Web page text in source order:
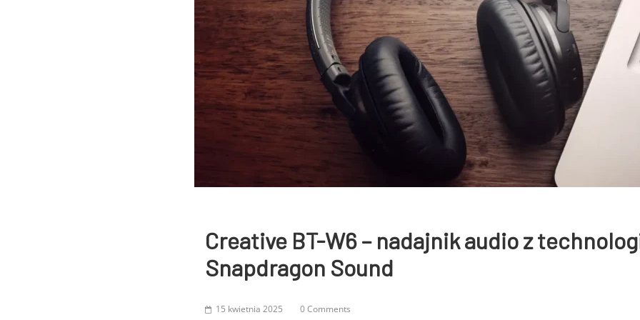
Creative BT-W6 – nadajnik audio z
Snapdragon Sound
15 kwietnia 2025 0 Comments